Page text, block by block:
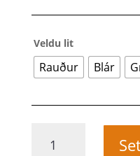
Veldu lit
Rauður Blár
núðlu